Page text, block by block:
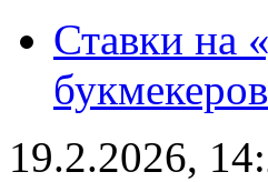
Ставки на
букмекеров
19.2.2026,